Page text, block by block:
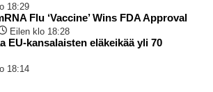
18:29
Flu ‘Vaccine’ Wins FDA Approval
Eilen klo 18:28
EU-kansalaisten eläkeikää yli 70
18:14